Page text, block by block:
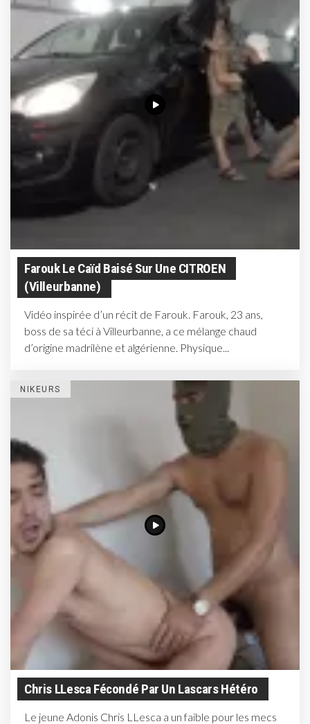
Farouk Le Caïd Baisé Sur Une CITROEN
(Villeurbanne)
Vidéo inspirée d’un récit de Farouk. Farouk, 23 ans,
boss de sa téci à Villeurbanne, a ce mélange chaud
d’origine madrilène et algérienne. Physique...
NIKEURS
Chris LLesca Fécondé Par Un Lascars Hétéro
Le jeune Adonis Chris LLesca a un faible pour les mecs